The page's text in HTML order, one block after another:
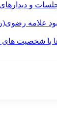
و دیدارهای
علامه
با شخصیت های